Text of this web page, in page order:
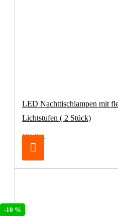
-10 %
LED Nachttischlampen mit
Lichtstufen ( 2 Stück)
100,00€